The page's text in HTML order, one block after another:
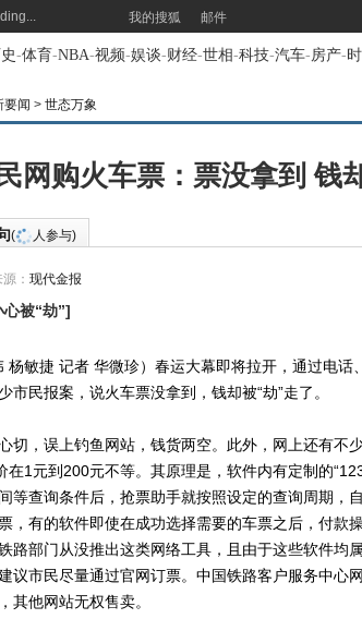
我的搜狐 邮件
-体育-NBA-视频-娱谈-财经-世相-科技-汽车-房产-
要闻 > 世态万象
网购火车票：票没拿到 钱
( 人参与)
： 现代金报
被“劫”]
敏捷 记者 华微珍）春运大幕即将拉开，通过电话
市民报案，说火车票没拿到，钱却被“劫”走了。
，误上钓鱼网站，钱货两空。此外，网上还有不少
在1元到200元不等。其原理是，软件内有定制的
等查询条件后，抢票助手就按照设定的查询周期，
，有的软件即使在成功选择需要的车票之后，付款
路部门从没推出这类网络工具，且由于这些软件均
议市民尽量通过官网订票。中国铁路客户服务中心
其他网站无权售卖。